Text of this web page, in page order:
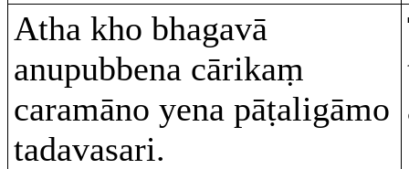
Atha kho bhagavā
anupubbena cārikaṃ
caramāno yena pāṭaligāmo
tadavasari.